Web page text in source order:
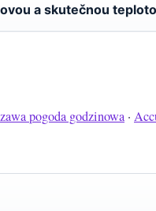
a skutečnou
pogoda godzinowa ·